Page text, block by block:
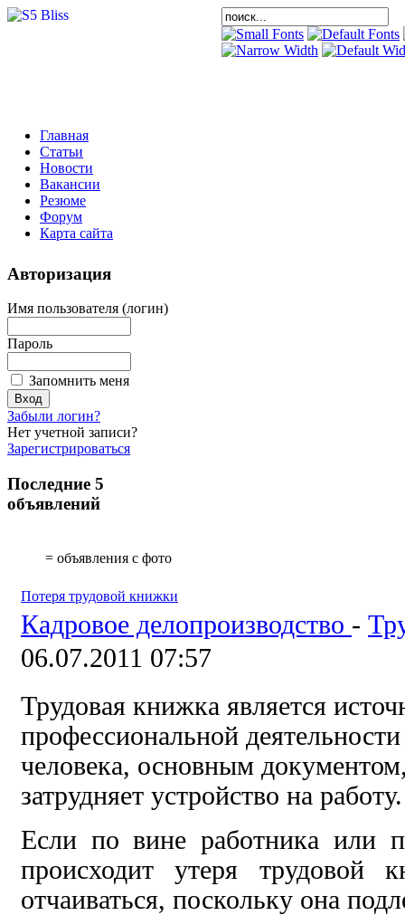
Главная
Статьи
Новости
Вакансии
Резюме
Форум
Карта сайта
Авторизация
Имя пользователя (логин)
Пароль
Запомнить меня
Забыли логин?
Нет учетной записи?
Зарегистрироваться
Последние 5
объявлений
= объявления с фото
Потеря трудовой книжки
Кадровое делопроизводство -
06.07.2011 07:57
Трудовая книжка является
профессиональной
человека, основным
затрудняет устройство на работу.
Если по вине работника или
происходит утеря трудовой
отчаиваться, поскольку она